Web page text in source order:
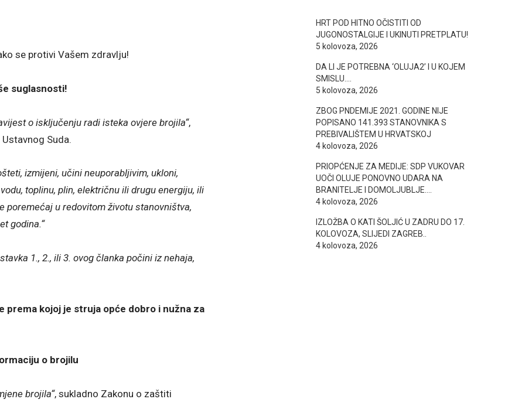
se protivi Vašem zdravlju!
suglasnosti!
o isključenju radi isteka ovjere brojila“,
Suda.
izmijeni, učini neuporabljivim, ukloni,
toplinu, plin, električnu ili drugu energiju, ili
poremećaj u redovitom životu stanovništva,
godina.“
1., 2., ili 3. ovog članka počini iz nehaja,
prema kojoj je struja opće dobro i nužna za
o brojilu
brojila“, sukladno Zakonu o zaštiti
HRT POD HITNO OČISTITI OD
JUGONOSTALGIJE I UKINUTI PRETPLATU!
5 kolovoza, 2026
DA LI JE POTREBNA ‘OLUJA2’ I U KOJEM
SMISLU….
5 kolovoza, 2026
ZBOG PNDEMIJE 2021. GODINE NIJE
POPISANO 141.393 STANOVNIKA S
PREBIVALIŠTEM U HRVATSKOJ
4 kolovoza, 2026
PRIOPĆENJE ZA MEDIJE: SDP VUKOVAR
UOČI OLUJE PONOVNO UDARA NA
BRANITELJE I DOMOLJUBLJE….
4 kolovoza, 2026
IZLOŽBA O KATI ŠOLJIĆ U ZADRU DO 17.
KOLOVOZA, SLIJEDI ZAGREB..
4 kolovoza, 2026